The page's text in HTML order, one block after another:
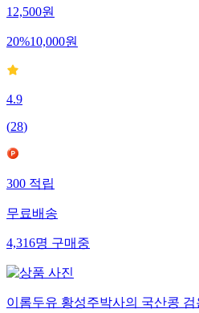
12,500원
20%10,000원
4.9
(28)
300적립
무료배송
4,316명구매중
이롬두유 황성주박사의 국산콩 검